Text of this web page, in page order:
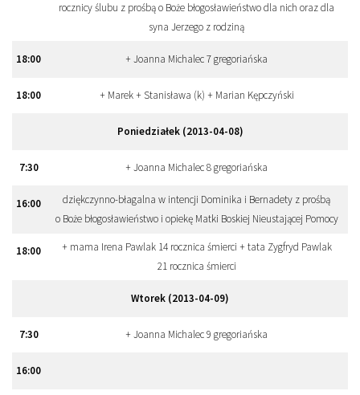
rocznicy ślubu z prośbą o Boże błogosławieństwo dla nich oraz dla
syna Jerzego z rodziną
18:00 + Joanna Michalec 7 gregoriańska
18:00 + Marek + Stanisława (k) + Marian Kępczyński
Poniedziałek (2013-04-08)
7:30 + Joanna Michalec 8 gregoriańska
16:00
dziękczynno-błagalna w intencji Dominika i Bernadety z prośbą
o Boże błogosławieństwo i opiekę Matki Boskiej Nieustającej Pomocy
18:00
+ mama Irena Pawlak 14 rocznica śmierci + tata Zygfryd Pawlak
21 rocznica śmierci
Wtorek (2013-04-09)
7:30 + Joanna Michalec 9 gregoriańska
16:00